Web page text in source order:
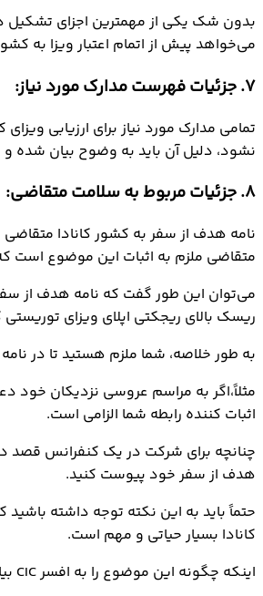
می‌خواهد پیش از اتمام اعتبار ویزا به
7. جزئیات فهرست مدارک مورد نیاز:
نشود، دلیل آن باید به وضوح بیان
8. جزئیات مربوط به سلامت متقاضی:
نامه هدف از سفر به کشور کانادا
متقاضی ملزم به اثبات این موضوع است
می‌توان این طور گفت که نامه هدف از
ریسک بالای ریجکتی اپلای ویزای توریستی
به طور خلاصه، شما ملزم هستید تا در
مثلاً،اگر به مراسم عروسی نزدیکان خود
اثبات کننده رابطه شما الزامی است.
چنانچه برای شرکت در یک کنفرانس قصد
هدف از سفر خود پیوست کنید.
حتماً باید به این نکته توجه داشته
کانادا بسیار حیاتی و مهم است.
اینکه چگونه این موضوع را به افسر CIC بیان کنید که قصد حضور دائم در کانادا را نداشته و برای ادامه امور مهم زندگی نظیر کار و یا تحصیل، حتماً به کشور مبدا باز می‌گردید.